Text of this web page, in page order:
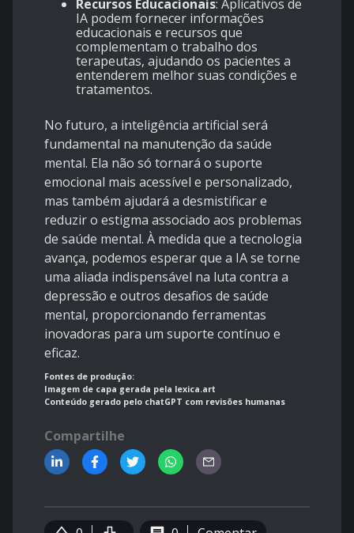
Recursos Educacionais: Aplicativos de
IA podem fornecer informações
educacionais e recursos que
complementam o trabalho dos
terapeutas, ajudando os pacientes a
entenderem melhor suas condições e
tratamentos.
No futuro, a inteligência artificial será
fundamental na manutenção da saúde
mental. Ela não só tornará o suporte
emocional mais acessível e personalizado,
mas também ajudará a desmistificar e
reduzir o estigma associado aos problemas
de saúde mental. À medida que a tecnologia
avança, podemos esperar que a IA se torne
uma aliada indispensável na luta contra a
depressão e outros desafios de saúde
mental, proporcionando ferramentas
inovadoras para um suporte contínuo e
eficaz.
Fontes de produção:
Imagem de capa gerada pela lexica.art
Conteúdo gerado pelo chatGPT com revisões humanas
Compartilhe